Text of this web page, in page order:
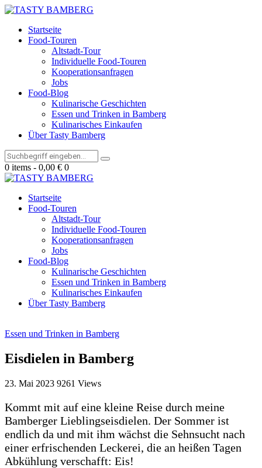
Startseite
Food-Touren
Altstadt-Tour
Individuelle Food-Touren
Kooperationsanfragen
Jobs
Food-Blog
Kulinarische Geschichten
Essen und Trinken in Bamberg
Kulinarisches Einkaufen
Über Tasty Bamberg
0 items - 0,00 € 0
Startseite
Food-Touren
Altstadt-Tour
Individuelle Food-Touren
Kooperationsanfragen
Jobs
Food-Blog
Kulinarische Geschichten
Essen und Trinken in Bamberg
Kulinarisches Einkaufen
Über Tasty Bamberg
Essen und Trinken in Bamberg
Eisdielen in Bamberg
23. Mai 2023 9261 Views
Kommt mit auf eine kleine Reise durch meine
Bamberger Lieblingseisdielen. Der Sommer ist
endlich da und mit ihm wächst die Sehnsucht nach
einer erfrischenden Leckerei, die an heißen Tagen
Abkühlung verschafft: Eis!